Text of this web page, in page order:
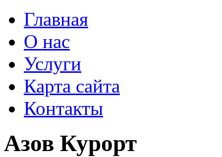
Главная
О нас
Услуги
Карта сайта
Контакты
Азов Курорт